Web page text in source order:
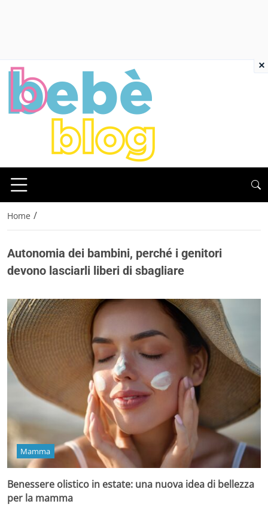
Home /
Autonomia dei bambini, perché i genitori
devono lasciarli liberi di sbagliare
Mamma
Benessere olistico in estate: una nuova idea di bellezza
per la mamma
×